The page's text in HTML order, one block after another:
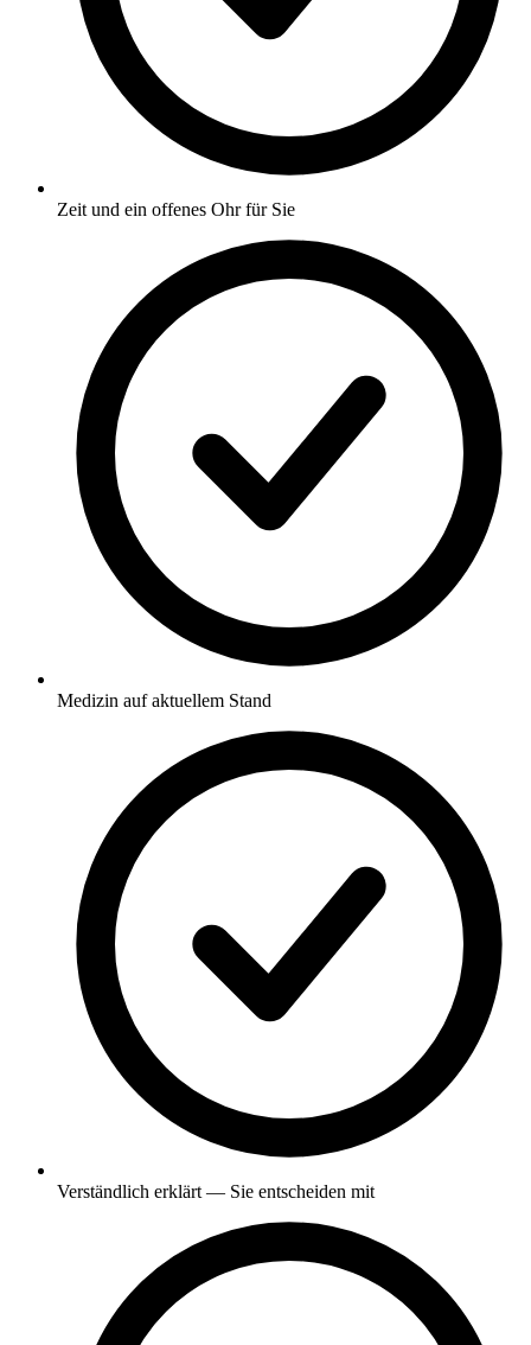
Zeit und ein offenes Ohr für Sie
Medizin auf aktuellem Stand
Verständlich erklärt — Sie entscheiden mit